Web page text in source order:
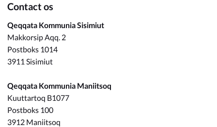
Contact os
Qeqqata Kommunia Sisimiut
Makkorsip Aqq. 2
Postboks 1014
3911 Sisimiut
Qeqqata Kommunia Maniitsoq
Kuuttartoq B1077
Postboks 100
3912 Maniitsoq